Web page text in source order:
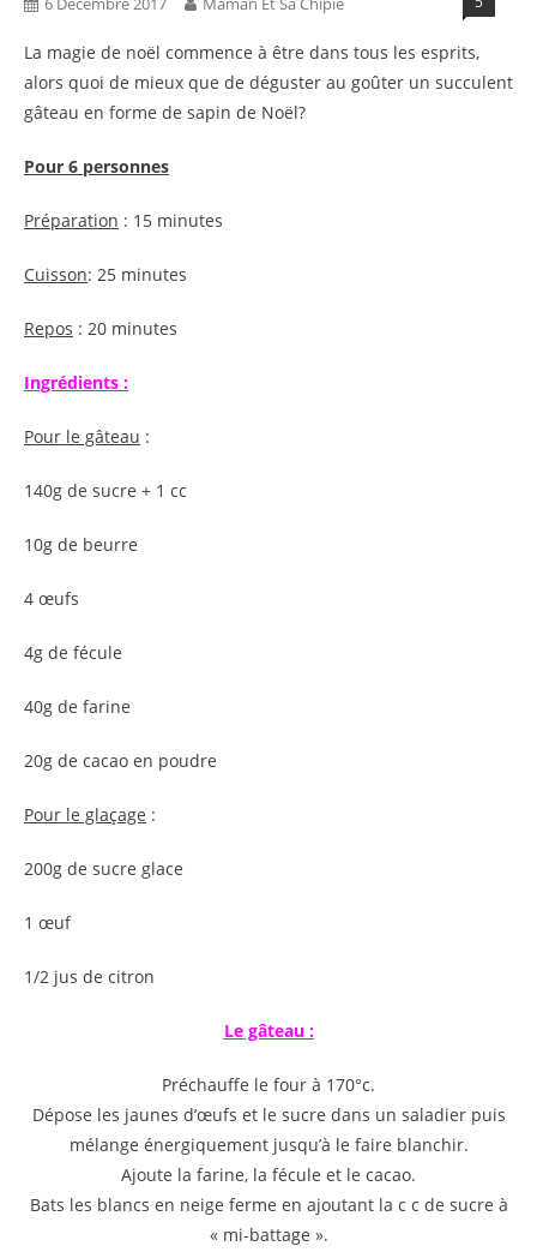
La magie de noël commence à être dans tous les esprits,
alors quoi de mieux que de déguster au goûter un succulent
gâteau en forme de sapin de Noël?
Pour 6 personnes
Préparation : 15 minutes
Cuisson: 25 minutes
Repos : 20 minutes
Ingrédients :
Pour le gâteau :
140g de sucre + 1 cc
10g de beurre
4 œufs
4g de fécule
40g de farine
20g de cacao en poudre
Pour le glaçage :
200g de sucre glace
1 œuf
1/2 jus de citron
Le gâteau :
Préchauffe le four à 170°c.
Dépose les jaunes d’œufs et le sucre dans un saladier puis
mélange énergiquement jusqu’à le faire blanchir.
Ajoute la farine, la fécule et le cacao.
Bats les blancs en neige ferme en ajoutant la c c de sucre à
« mi-battage ».